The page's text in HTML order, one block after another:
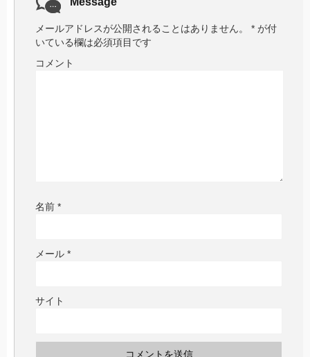
メールアドレスが公開されることはありません。 * が付
いている欄は必須項目です
コメント
名前 *
メール *
サイト